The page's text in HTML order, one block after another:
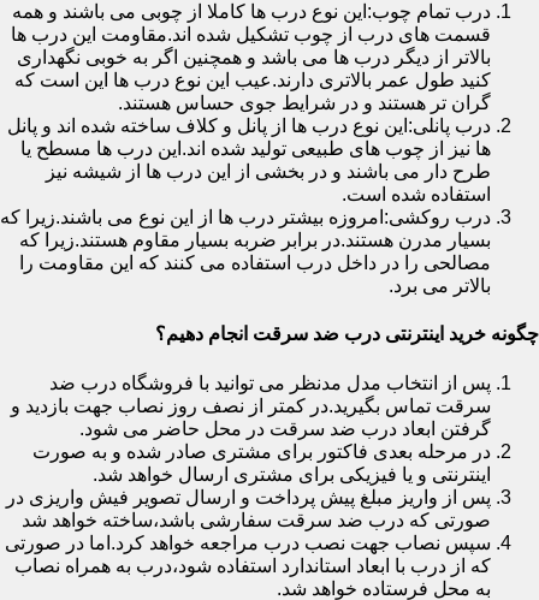
درب تمام چوب:این نوع درب ها کاملا از چوبی می باشند و همه
قسمت های درب از چوب تشکیل شده اند.مقاومت این درب ها
بالاتر از دیگر درب ها می باشد و همچنین اگر به خوبی نگهداری
کنید طول عمر بالاتری دارند.عیب این نوع درب ها این است که
گران تر هستند و در شرایط جوی حساس هستند.
درب پانلی:این نوع درب ها از پانل و کلاف ساخته شده اند و پانل
ها نیز از چوب های طبیعی تولید شده اند.این درب ها مسطح یا
طرح دار می باشند و در بخشی از این درب ها از شیشه نیز
استفاده شده است.
درب روکشی:امروزه بیشتر درب ها از این نوع می باشند.زیرا که
بسیار مدرن هستند.در برابر ضربه بسیار مقاوم هستند.زیرا که
مصالحی را در داخل درب استفاده می کنند که این مقاومت را
بالاتر می برد.
چگونه خرید اینترنتی درب ضد سرقت انجام دهیم؟
پس از انتخاب مدل مدنظر می توانید با فروشگاه درب ضد
سرقت تماس بگیرید.در کمتر از نصف روز نصاب جهت بازدید و
گرفتن ابعاد درب ضد سرقت در محل حاضر می شود.
در مرحله بعدی فاکتور برای مشتری صادر شده و به صورت
اینترنتی و یا فیزیکی برای مشتری ارسال خواهد شد.
پس از واریز مبلغ پیش پرداخت و ارسال تصویر فیش واریزی در
صورتی که درب ضد سرقت سفارشی باشد،ساخته خواهد شد
سپس نصاب جهت نصب درب مراجعه خواهد کرد.اما در صورتی
که از درب با ابعاد استاندارد استفاده شود،درب به همراه نصاب
به محل فرستاده خواهد شد.